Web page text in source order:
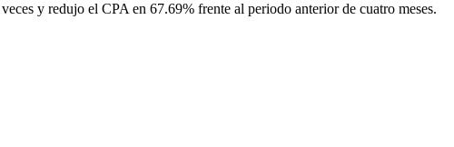
y redujo el CPA en 67.69% frente al periodo anterior de cuatro meses.